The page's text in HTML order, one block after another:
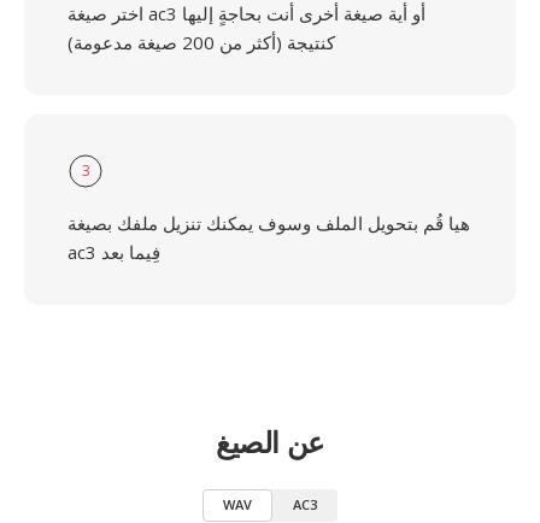
اختر صيغة ac3 أو أية صيغة أخرى أنت بحاجةٍ إليها
كنتيجة (أكثر من 200 صيغة مدعومة)
3
هيا قُم بتحويل الملف وسوف يمكنك تنزيل ملفك بصيغة
ac3 فِيما بعد
عن الصيغ
WAV AC3